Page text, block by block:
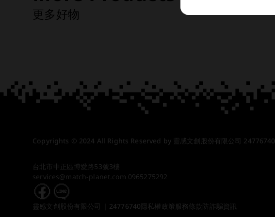
更多好物
Copyrights © 2024 All Rights Reserved by 靈感文創股份有限公司 24776740.
台北市中正區博愛路53號3樓
services@match-planet.com 0965275292
靈感文創股份有限公司 | 24776740 隱私權政策 服務條款防詐騙資訊